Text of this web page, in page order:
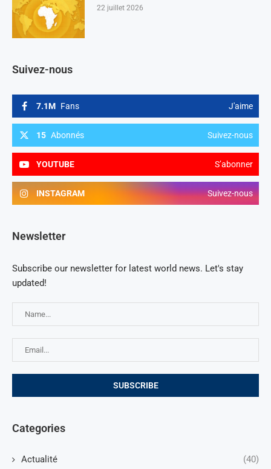
22 juillet 2026
Suivez-nous
7.1M Fans J'aime
15 Abonnés Suivez-nous
YOUTUBE S’abonner
INSTAGRAM Suivez-nous
Newsletter
Subscribe our newsletter for latest world news. Let's stay
updated!
Categories
Actualité (40)